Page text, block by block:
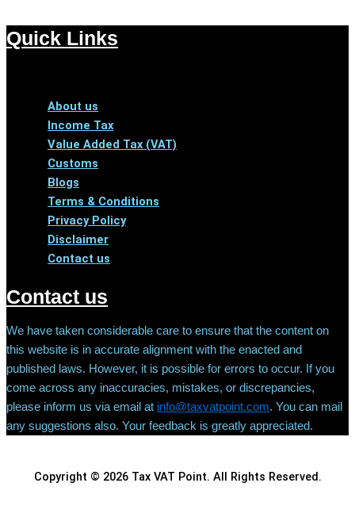
Quick Links
About us
Income Tax
Value Added Tax (VAT)
Customs
Blogs
Terms & Conditions
Privacy Policy
Disclaimer
Contact us
Contact us
We have taken considerable care to ensure that the content on
this website is in accurate alignment with the enacted and
published laws. However, it is possible for errors to occur. If you
come across any inaccuracies, mistakes, or discrepancies,
please inform us via email at info@taxvatpoint.com. You can mail
any suggestions also. Your feedback is greatly appreciated.
Copyright © 2026 Tax VAT Point. All Rights Reserved.